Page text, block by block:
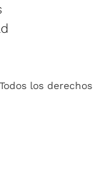
los derechos